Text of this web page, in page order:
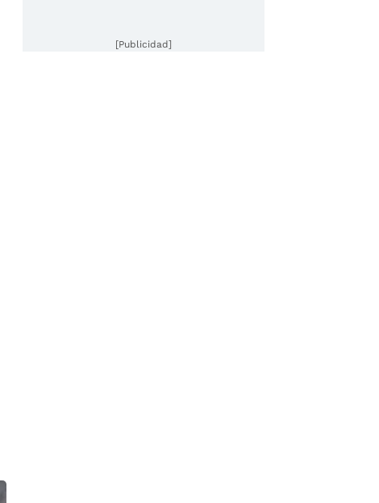
[Publicidad]